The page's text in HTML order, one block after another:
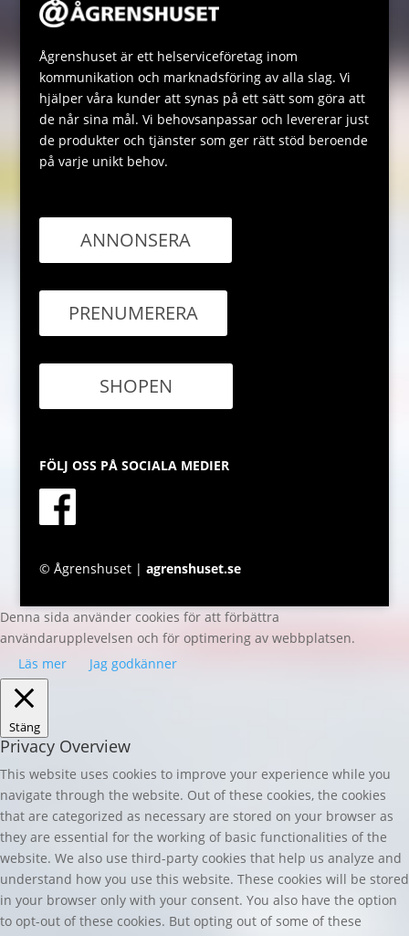
Ågrenshuset är ett helserviceföretag inom
kommunikation och marknadsföring av alla slag. Vi
hjälper våra kunder att synas på ett sätt som göra att
de når sina mål. Vi behovsanpassar och levererar just
de produkter och tjänster som ger rätt stöd beroende
på varje unikt behov.
ANNONSERA
PRENUMERERA
SHOPEN
FÖLJ OSS PÅ SOCIALA MEDIER
© Ågrenshuset | agrenshuset.se
Denna sida använder cookies för att förbättra
användarupplevelsen och för optimering av webbplatsen.
Läs mer
Jag godkänner
Stäng
Privacy Overview
This website uses cookies to improve your experience while you
navigate through the website. Out of these cookies, the cookies
that are categorized as necessary are stored on your browser as
they are essential for the working of basic functionalities of the
website. We also use third-party cookies that help us analyze and
understand how you use this website. These cookies will be stored
in your browser only with your consent. You also have the option
to opt-out of these cookies. But opting out of some of these